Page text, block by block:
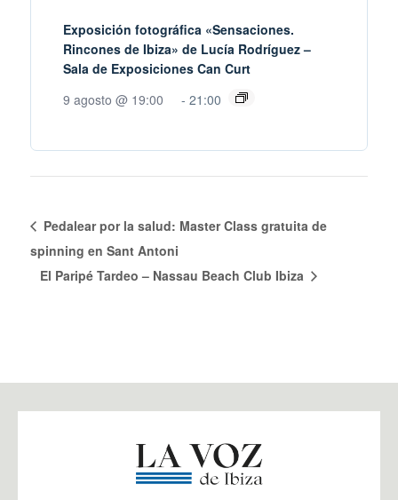
Exposición fotográfica «Sensaciones.
Rincones de Ibiza» de Lucía Rodríguez –
Sala de Exposiciones Can Curt
9 agosto @ 19:00
- 21:00
Pedalear por la salud: Master Class gratuita de
spinning en Sant Antoni
El Paripé Tardeo – Nassau Beach Club Ibiza